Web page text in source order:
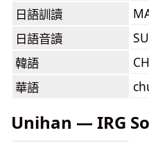
日語訓讀
日語音讀
韓語
華語
Unihan — IRG